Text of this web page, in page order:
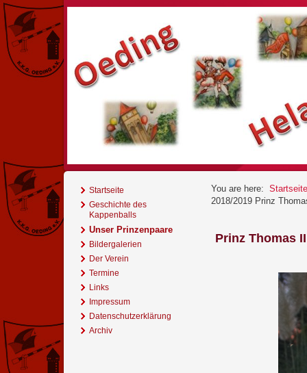
Startseite
Geschichte des
Kappenballs
Unser Prinzenpaare
Bildergalerien
Der Verein
Termine
Links
Impressum
Datenschutzerklärung
Archiv
You are here: Startseite
2018/2019 Prinz
Prinz Thomas